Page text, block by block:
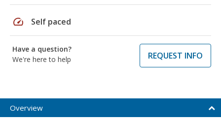
speed Self paced
Have a question?
We're here to help
REQUEST INFO
Overview